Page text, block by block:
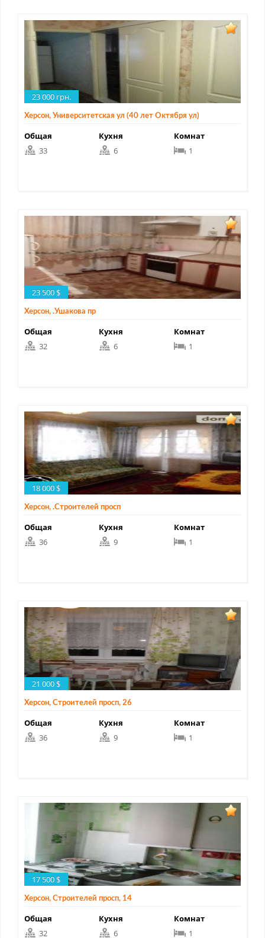
23 000 грн.
Херсон, Университетская ул (40 лет Октября ул)
Общая
33
Кухня
6
Комнат
1
23 500 $
Херсон, .Ушакова пр
Общая
32
Кухня
6
Комнат
1
18 000 $
Херсон, .Строителей просп
Общая
36
Кухня
9
Комнат
1
21 000 $
Херсон, Строителей просп, 26
Общая
36
Кухня
9
Комнат
1
17 500 $
Херсон, Строителей просп, 14
Общая
32
Кухня
6
Комнат
1